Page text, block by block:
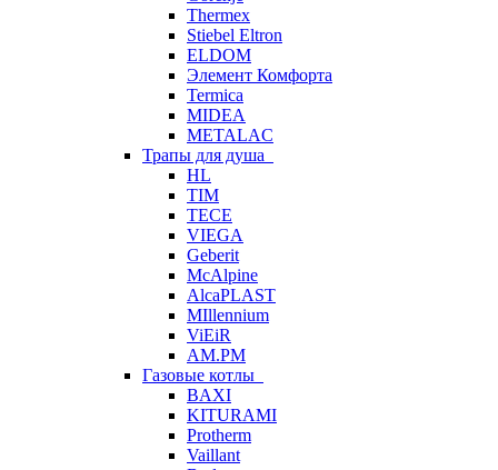
Thermex
Stiebel Eltron
ELDOM
Элемент Комфорта
Termica
MIDEA
METALAC
Трапы для душа
HL
TIM
TECE
VIEGA
Geberit
McAlpine
AlcaPLAST
MIllennium
ViEiR
AM.PM
Газовые котлы
BAXI
KITURAMI
Protherm
Vaillant